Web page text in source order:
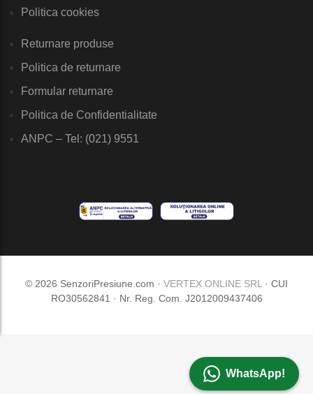
WhatsApp!
Politica cookies
Returnare produse
Politica de returnare
Formular returnare
Politica de Confidentialitate
ANPC – Tel: (021) 9551
© 2026 SenzoriPresiune.com · VERTEX ONLINE SRL · CUI
RO30562841 · Nr. Reg. Com. J2012009437406